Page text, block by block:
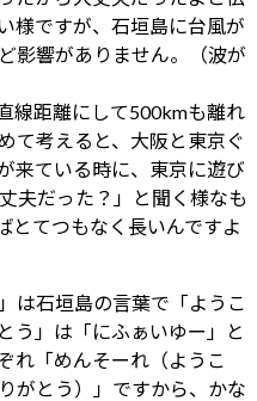
様ですが、石垣島に台風が
影響がありません。（波が
線距離にして500kmも離れ
て考えると、大阪と東京ぐ
来ている時に、東京に遊び
夫だった？」と聞く様なも
とてつもなく長いんですよ
は石垣島の言葉で「ようこ
う」は「にふぁいゆー」と
れ「めんそーれ（ようこ
がとう）」ですから、かな